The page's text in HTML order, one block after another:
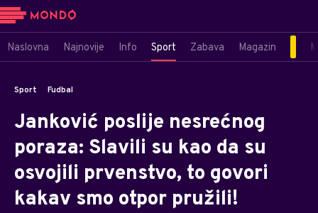
Naslovna Najnovije Info Sport Zabava Magazin
Sport Fudbal
Janković poslije nesrećnog
poraza: Slavili su kao da su
osvojili prvenstvo, to govori
kakav smo otpor pružili!